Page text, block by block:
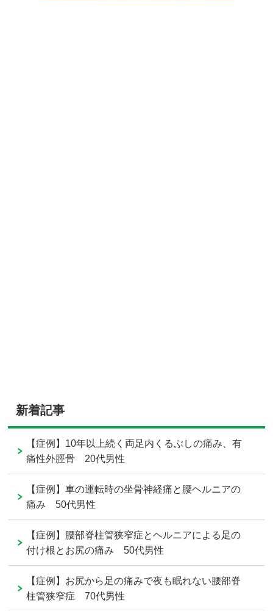
新着記事
【症例】10年以上続く両足内くるぶしの痛み、有
痛性外脛骨 20代男性
【症例】車の運転時の坐骨神経痛と腰ヘルニアの
痛み 50代男性
【症例】腰部脊柱管狭窄症とヘルニアによる足の
付け根とお尻の痛み 50代男性
【症例】お尻から足の痛みで夜も眠れない腰部脊
柱管狭窄症 70代男性